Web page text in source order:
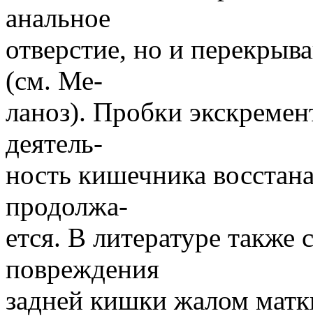
анальное
отверстие, но и
(см. Ме-
ланоз). Пробки
деятель-
ность кишечника
продолжа-
ется. В литературе также
повреждения
задней кишки жалом